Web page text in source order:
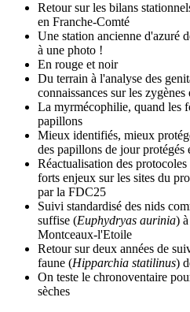
Retour sur les bilans
en Franche-Comté
Une station ancienne d'azuré
à une photo !
En rouge et noir
Du terrain à l'analyse des
connaissances sur les
La myrmécophilie, quand les
papillons
Mieux identifiés, mieux
des papillons de jour protégés
Réactualisation des
forts enjeux sur les sites du
par la FDC25
Suivi standardisé des nids
suffise (Euphydryas aurinia)
Montceaux-l'Etoile
Retour sur deux années de
faune (Hipparchia statilinus)
On teste le chronoventaire
sèches